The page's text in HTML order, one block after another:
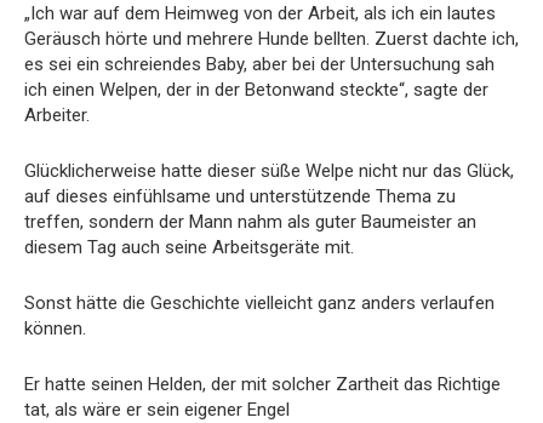
„Ich war auf dem Heimweg von der Arbeit, als ich ein lautes
Geräusch hörte und mehrere Hunde bellten. Zuerst dachte ich,
es sei ein schreiendes Baby, aber bei der Untersuchung sah
ich einen Welpen, der in der Betonwand steckte“, sagte der
Arbeiter.
Glücklicherweise hatte dieser süße Welpe nicht nur das Glück,
auf dieses einfühlsame und unterstützende Thema zu
treffen, sondern der Mann nahm als guter Baumeister an
diesem Tag auch seine Arbeitsgeräte mit.
Sonst hätte die Geschichte vielleicht ganz anders verlaufen
können.
Er hatte seinen Helden, der mit solcher Zartheit das Richtige
tat, als wäre er sein eigener Engel